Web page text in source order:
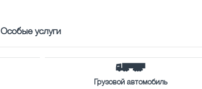
Особые услуги
Грузовой автомобиль